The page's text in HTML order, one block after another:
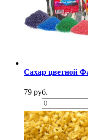
Сахар цветной
79 руб.